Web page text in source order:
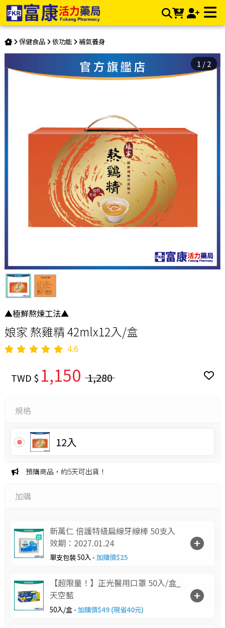
娘家 熬雞精 42mlx12入/盒 | 富康活力藥局購物商城
保健食品 依功能 補氣養身
1 /2
▲極鮮熬煉工法▲
娘家 熬雞精 42mlx12入/盒
4.6
TWD $ 1,150 1,280
規格
12入
預購商品，約5天可出貨！
加購
新萬仁 倍護特級扁線牙線棒 50支入
效期：2027.01.24
單支包裝 50入 - 加購價$25
【超限量！】正光醫用口罩 50入/盒_
天空藍
50入/盒 - 加購價$49 (現省40元)